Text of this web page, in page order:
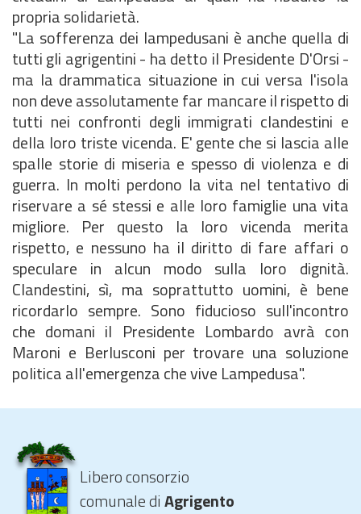
propria solidarietà.
"La sofferenza dei lampedusani è anche quella di
tutti gli agrigentini - ha detto il Presidente D'Orsi -
ma la drammatica situazione in cui versa l'isola
non deve assolutamente far mancare il rispetto di
tutti nei confronti degli immigrati clandestini e
della loro triste vicenda. E' gente che si lascia alle
spalle storie di miseria e spesso di violenza e di
guerra. In molti perdono la vita nel tentativo di
riservare a sé stessi e alle loro famiglie una vita
migliore. Per questo la loro vicenda merita
rispetto, e nessuno ha il diritto di fare affari o
speculare in alcun modo sulla loro dignità.
Clandestini, sì, ma soprattutto uomini, è bene
ricordarlo sempre. Sono fiducioso sull'incontro
che domani il Presidente Lombardo avrà con
Maroni e Berlusconi per trovare una soluzione
politica all'emergenza che vive Lampedusa".
Libero consorzio
comunale diAgrigento